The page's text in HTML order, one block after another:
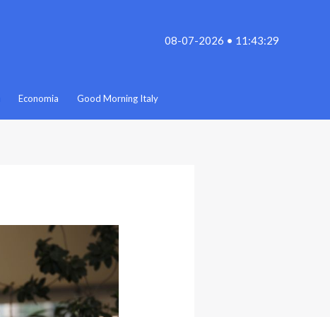
08-07-2026 • 11:43:29
Economia Good Morning Italy